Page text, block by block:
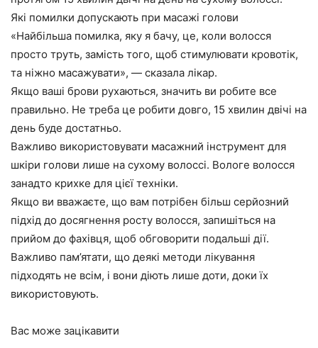
Які помилки допускають при масажі голови
«Найбільша помилка, яку я бачу, це, коли волосся
просто труть, замість того, щоб стимулювати кровотік,
та ніжно масажувати», — сказала лікар.
Якщо ваші брови рухаються, значить ви робите все
правильно. Не треба це робити довго, 15 хвилин двічі на
день буде достатньо.
Важливо використовувати масажний інструмент для
шкіри голови лише на сухому волоссі. Вологе волосся
занадто крихке для цієї техніки.
Якщо ви вважаєте, що вам потрібен більш серйозний
підхід до досягнення росту волосся, запишіться на
прийом до фахівця, щоб обговорити подальші дії.
Важливо пам’ятати, що деякі методи лікування
підходять не всім, і вони діють лише доти, доки їх
використовують.
Вас може зацікавити